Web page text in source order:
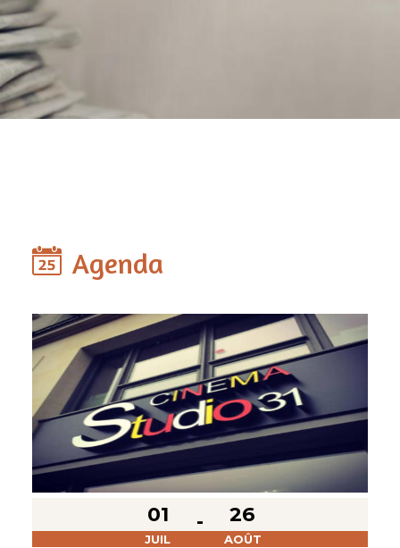
Agenda
01
JUIL
26
AOÛT